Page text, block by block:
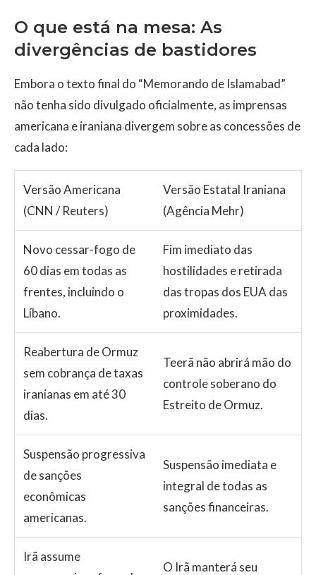
O que está na mesa: As
divergências de bastidores
Embora o texto final do “Memorando de Islamabad”
não tenha sido divulgado oficialmente, as imprensas
americana e iraniana divergem sobre as concessões de
cada lado:
Versão Americana
(CNN / Reuters)
Versão Estatal Iraniana
(Agência Mehr)
Novo cessar-fogo de
60 dias em todas as
frentes, incluindo o
Líbano.
Fim imediato das
hostilidades e retirada
das tropas dos EUA das
proximidades.
Reabertura de Ormuz
sem cobrança de taxas
iranianas em até 30
dias.
Teerã não abrirá mão do
controle soberano do
Estreito de Ormuz.
Suspensão progressiva
de sanções
econômicas
americanas.
Suspensão imediata e
integral de todas as
sanções financeiras.
Irã assume
O Irã manterá seu